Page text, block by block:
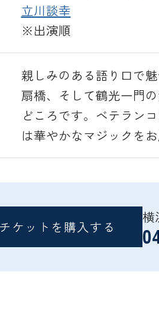
立川談幸
※出演順
親しみのある語り口で
扇橋、そして鶴光一門
どころです。ベテラン
は華やかなマジックをお
チケットを購入する
横